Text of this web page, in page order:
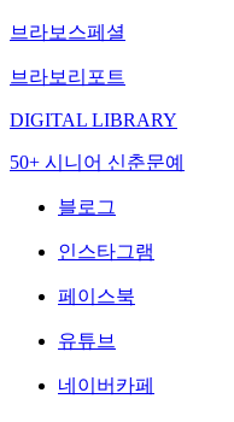
브라보스페셜
브라보리포트
DIGITAL LIBRARY
50+ 시니어 신춘문예
블로그
인스타그램
페이스북
유튜브
네이버카페